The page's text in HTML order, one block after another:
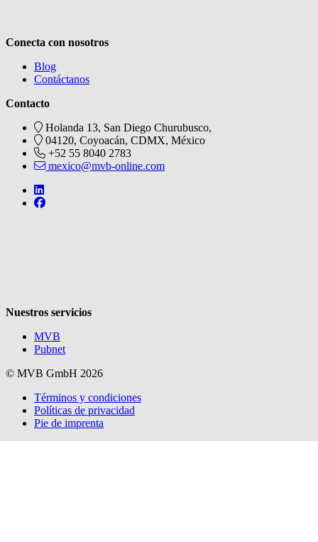
Conecta con nosotros
Blog
Contáctanos
Contacto
Holanda 13, San Diego Churubusco,
04120, Coyoacán, CDMX, México
+52 55 8040 2783
mexico@mvb-online.com
Follow us on https://de.linkedin.com/company/mvblatam
Follow us on https://www.facebook.com/metabooksmx
Nuestros servicios
MVB
Pubnet
© MVB GmbH 2026
Términos y condiciones
Políticas de privacidad
Pie de imprenta